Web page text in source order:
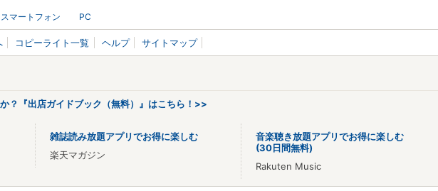
スマートフォン PC
コピーライト一覧 ヘルプ サイトマップ
？『出店ガイドブック（無料）』はこちら！>>
雑誌読み放題アプリでお得に楽しむ
楽天マガジン
音楽聴き放題アプリでお得に楽しむ
(30日間無料)
Rakuten Music